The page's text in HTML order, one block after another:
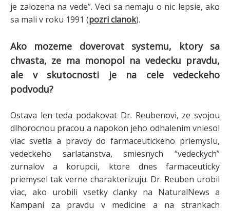
je zalozena na vede”. Veci sa nemaju o nic lepsie, ako
sa mali v roku 1991 (pozri clanok).
Ako mozeme doverovat systemu, ktory sa
chvasta, ze ma monopol na vedecku pravdu,
ale v skutocnosti je na cele vedeckeho
podvodu?
Ostava len teda podakovat Dr. Reubenovi, ze svojou
dlhorocnou pracou a napokon jeho odhalenim vniesol
viac svetla a pravdy do farmaceutickeho priemyslu,
vedeckeho sarlatanstva, smiesnych “vedeckych”
zurnalov a korupcii, ktore dnes farmaceuticky
priemysel tak verne charakterizuju. Dr. Reuben urobil
viac, ako urobili vsetky clanky na NaturalNews a
Kampani za pravdu v medicine a na strankach